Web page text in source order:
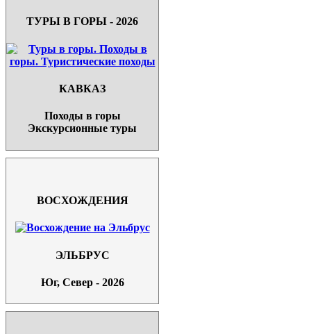
ТУРЫ В ГОРЫ - 2026
КАВКАЗ
Походы в горы
Экскурсионные туры
ВОСХОЖДЕНИЯ
ЭЛЬБРУС
Юг, Север - 2026